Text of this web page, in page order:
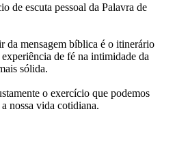
de escuta pessoal da Palavra de
da mensagem bíblica é o itinerário
de fé na intimidade da
sólida.
o exercício que podemos
nossa vida cotidiana.